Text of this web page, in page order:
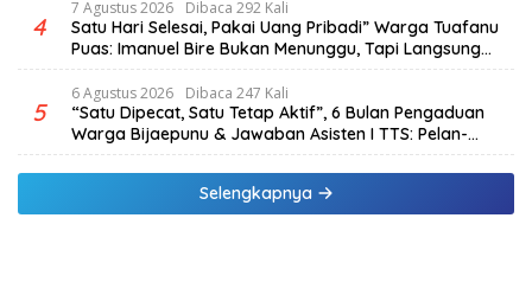
4
7 Agustus 2026 Dibaca 292 Kali
Satu Hari Selesai, Pakai Uang Pribadi” Warga Tuafanu
Puas: Imanuel Bire Bukan Menunggu, Tapi Langsung
Bekerja
5
6 Agustus 2026 Dibaca 247 Kali
“Satu Dipecat, Satu Tetap Aktif”, 6 Bulan Pengaduan
Warga Bijaepunu & Jawaban Asisten I TTS: Pelan-
pelan, Tapi Pasti.
Selengkapnya